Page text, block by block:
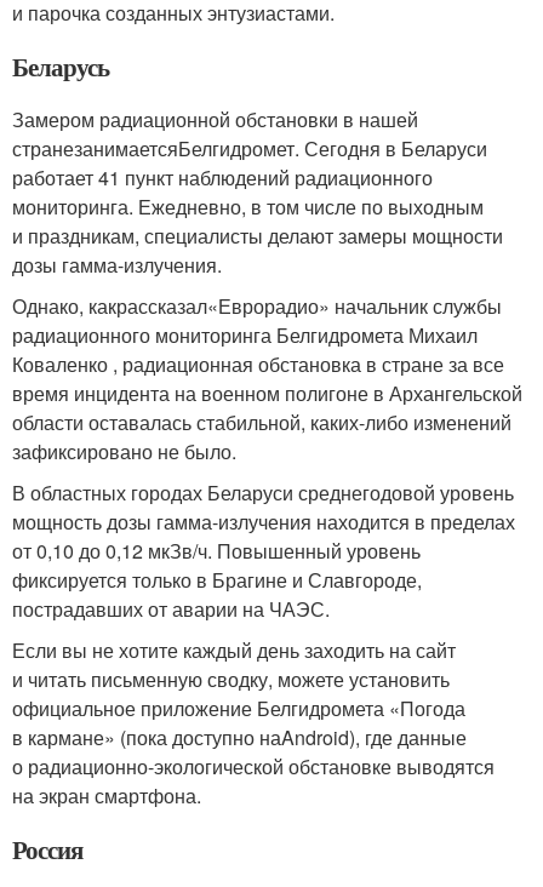
и парочка созданных энтузиастами.
Беларусь
Замером радиационной обстановки в нашей
странезанимаетсяБелгидромет. Сегодня в Беларуси
работает 41 пункт наблюдений радиационного
мониторинга. Ежедневно, в том числе по выходным
и праздникам, специалисты делают замеры мощности
дозы гамма-излучения.
Однако, какрассказал«Еврорадио» начальник службы
радиационного мониторинга Белгидромета Михаил
Коваленко , радиационная обстановка в стране за все
время инцидента на военном полигоне в Архангельской
области оставалась стабильной, каких-либо изменений
зафиксировано не было.
В областных городах Беларуси среднегодовой уровень
мощность дозы гамма-излучения находится в пределах
от 0,10 до 0,12 мкЗв/ч. Повышенный уровень
фиксируется только в Брагине и Славгороде,
пострадавших от аварии на ЧАЭС.
Если вы не хотите каждый день заходить на сайт
и читать письменную сводку, можете установить
официальное приложение Белгидромета «Погода
в кармане» (пока доступно наAndroid), где данные
о радиационно-экологической обстановке выводятся
на экран смартфона.
Россия